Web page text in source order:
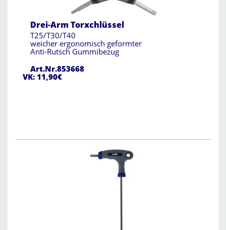
Drei-Arm Torxchlüssel
T25/T30/T40
weicher ergonomisch geformter
Anti-Rutsch Gummibezug
Art.Nr.853668
VK: 11,90€